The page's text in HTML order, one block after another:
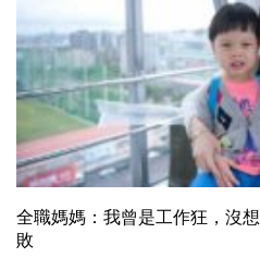
全職媽媽：我曾是工作狂，沒
敗